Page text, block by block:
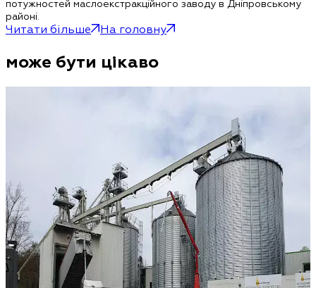
потужностей маслоекстракційного заводу в Дніпровському
районі.
Читати більше На головну
може бути цікаво